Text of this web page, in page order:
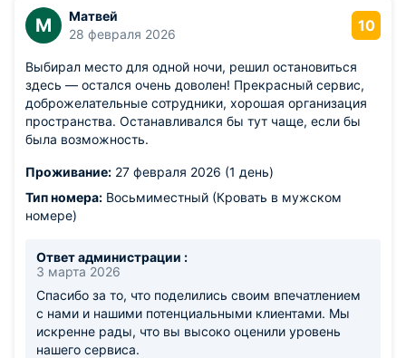
М
Матвей
28 февраля 2026
10
Выбирал место для одной ночи, решил остановиться
здесь — остался очень доволен! Прекрасный сервис,
доброжелательные сотрудники, хорошая организация
пространства. Останавливался бы тут чаще, если бы
была возможность.
Проживание: 27 февраля 2026 (1 день)
Тип номера: Восьмиместный (Кровать в мужском
номере)
Ответ администрации :
3 марта 2026
Спасибо за то, что поделились своим впечатлением
с нами и нашими потенциальными клиентами. Мы
искренне рады, что вы высоко оценили уровень
нашего сервиса.